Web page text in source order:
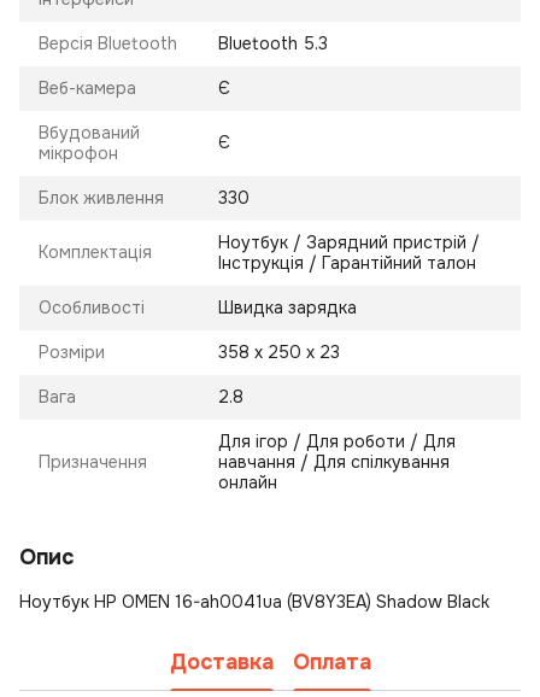
Версія Bluetooth Bluetooth 5.3
Веб-камера Є
Вбудований
мікрофон
Є
Блок живлення 330
Комплектація
Ноутбук / Зарядний пристрій /
Інструкція / Гарантійний талон
Особливості Швидка зарядка
Розміри 358 х 250 х 23
Вага 2.8
Призначення
Для ігор / Для роботи / Для
навчання / Для спілкування
онлайн
Опис
Ноутбук HP OMEN 16-ah0041ua (BV8Y3EA) Shadow Black
Доставка Оплата